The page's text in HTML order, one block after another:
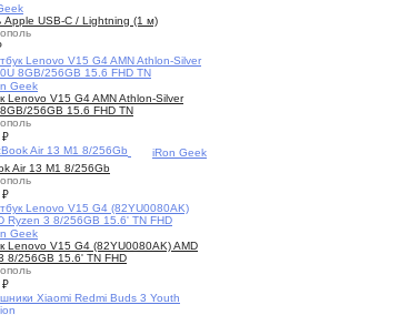
Apple USB-C / Lightning (1 м)
Geek
Lenovo V15 G4 AMN Athlon-Silver
256GB 15.6 FHD TN
₽
iRon Geek
Air 13 M1 8/256Gb
₽
Geek
Lenovo V15 G4 (82YU0080AK) AMD
8/256GB 15.6' TN FHD
₽